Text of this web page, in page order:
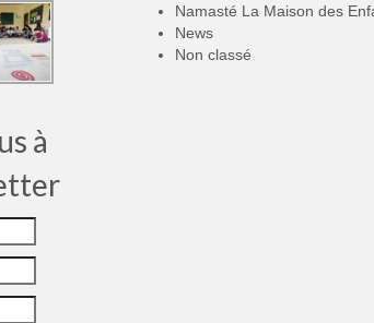
à
Namasté La Maison des
News
Non classé